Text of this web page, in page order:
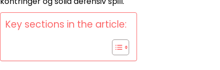
Key sections in the article: